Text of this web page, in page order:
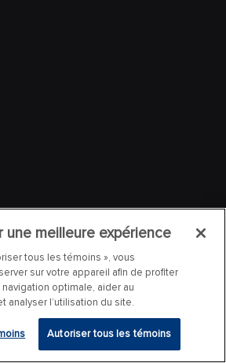
une meilleure expérience
tous les témoins », vous
sur votre appareil afin de profiter
optimale, aider au
analyser l’utilisation du site.
Autoriser tous les témoins